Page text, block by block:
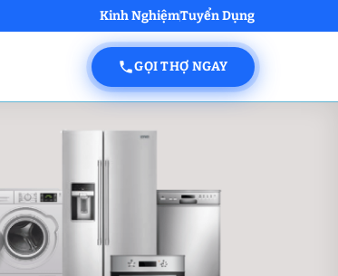
Kinh NghiệmTuyển Dụng
GỌI THỢ NGAY